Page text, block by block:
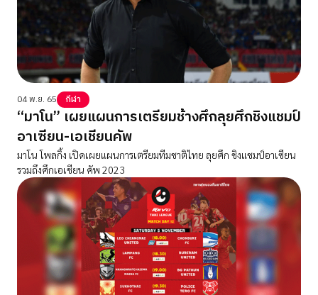
04 พ.ย. 65 กีฬา
“มาโน” เผยแผนการเตรียมช้างศึกลุยศึกชิงแชมป์
อาเซียน-เอเชียนคัพ
มาโน โพลกิ้ง เปิดเผยแผนการเตรียมทีมชาติไทย ลุยศึก ชิงแชมป์อาเซียน
รวมถึงศึกเอเชียน คัพ 2023